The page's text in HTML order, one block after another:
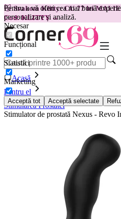
Pentru a vă oferi cea mai bună
personalizare și analiză.
Necesar
Funcțional
Statistici
Marketing
Acceptă tot Acceptă selectate
😽Svakom Klitty: CU 77 lei MAI
Cod: KLITTY →
Acasă
Pentru el
Stimularea Prostatei
Stimulator de prostată Nexus - Revo